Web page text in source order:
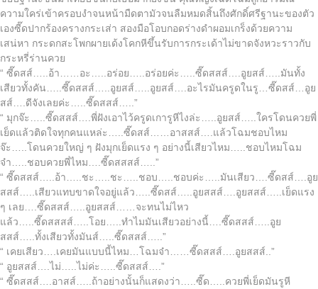
ความใคร่เข้าครอบงำจนหน้ามืดตามัวจนลืมหมดสิ้นถึงศักดิ์ศรีฐานะของตัว
เองซี๊ดปากร้องครางกระเส่า สองมือโอบกอดร่างดำผอมเกร็งด้วยความ
เสน่หา กระดกสะโพกผายเด้งโคกหีขึ้นรับการกระเด้าไม่ขาดจังหวะราวกับ
กระหรี่ร่านควย
“ ซี๊ดสส์…..อ้า……อะ…..อร่อย…..อร่อยค่ะ…..ซี๊ดสสส์….อูยสส์…..มันทั้ง
เสียวทั้งคัน…..ซี๊ดสสส์…..อูยสส์…..อูยสส์….อะไรมันครูดในรู…ซี๊ดสส์…อูย
สส์….ดีจังเลยค่ะ…..ซี๊ดสสส์…..”
“ มุกจ๊ะ…..ซี๊ดสสส์….พี่ฝังเอาไว้ครูดเการูหีไงล่ะ…..อูยสส์…..ใครโดนควยพี่
เย็ดแล้วติดใจทุกคนแหล่ะ…..ซี๊ดสส์……อาสสส์….แล้วโฉมชอบไหม
จ๊ะ…..โดนควยใหญ่ ๆ ฝังมุกเย็ดแรง ๆ อย่างนี้เสียวไหม…..ชอบไหมโฉม
จ๋า…..ชอบควยพี่ไหม….ซี๊ดสสสส์…..”
“ ซี๊ดสสส์…..อ้า…..ชะ…..ชะ…..ชอบ…..ชอบค่ะ…..มันเสียว….ซี๊ดสส์….อูย
สสส์…..เสียวแทบขาดใจอยู่แล้ว…..ซี๊ดสส์…..อูยสสส์….อูยสสส์…..เย็ดแรง
ๆ เลย….ซี๊ดสสส์…..อูยสสส์……จะทนไม่ไหว
แล้ว…..ซี๊ดสสสส์…..โอย…..ทำไมมันเสียวอย่างนี้….ซี๊ดสสส์…..อูย
สสส์…..ทั้งเสียวทั้งมันส์…..ซี๊ดสสส์…..”
“ เคยเสียว….เคยมันแบบนี้ไหม…โฉมจ๋า……ซี๊ดสสส์….อูยสสส์..”
“ อูยสสส์….ไม่…..ไม่ค่ะ…..ซี๊ดสสส์….”
“ ซี๊ดสสส์….อาสส์…..ถ้าอย่างนั้นก็แสดงว่า…..ซี๊ด…..ควยพี่เย็ดมันรูหี